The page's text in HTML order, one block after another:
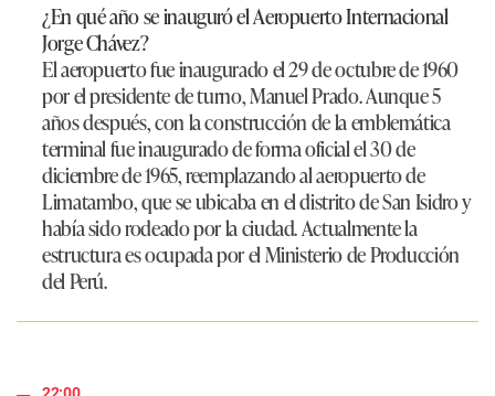
¿En qué año se inauguró el Aeropuerto Internacional
Jorge Chávez?
El aeropuerto fue inaugurado el 29 de octubre de 1960
por el presidente de turno, Manuel Prado. Aunque 5
años después, con la construcción de la emblemática
terminal fue inaugurado de forma oficial el 30 de
diciembre de 1965, reemplazando al aeropuerto de
Limatambo, que se ubicaba en el distrito de San Isidro y
había sido rodeado por la ciudad. Actualmente la
estructura es ocupada por el Ministerio de Producción
del Perú.